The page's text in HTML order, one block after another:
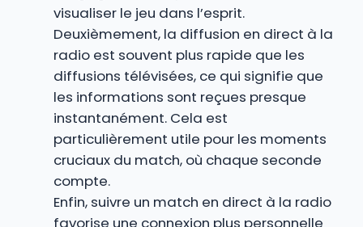
visualiser le jeu dans l’esprit.
Deuxièmement, la diffusion en direct à la
radio est souvent plus rapide que les
diffusions télévisées, ce qui signifie que
les informations sont reçues presque
instantanément. Cela est
particulièrement utile pour les moments
cruciaux du match, où chaque seconde
compte.
Enfin, suivre un match en direct à la radio
favorise une connexion plus personnelle